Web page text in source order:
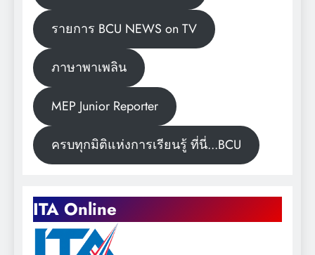
รายการ BCU NEWS on TV
ภาษาพาเพลิน
MEP Junior Reporter
ครบทุกมิติแห่งการเรียนรู้ ที่นี่...BCU
ITA Online